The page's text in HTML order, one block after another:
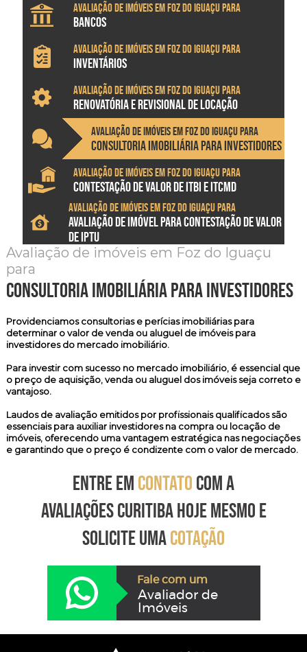
Avaliação de imóveis em Foz do Iguaçu para
BANCOS
Avaliação de imóveis em Foz do Iguaçu para
INVENTÁRIOS
Avaliação de imóveis em Foz do Iguaçu para
RENOVATÓRIA E REVISIONAL DE LOCAÇÃO
Avaliação de imóveis em Foz do Iguaçu para
CONSULTORIA IMOBILIÁRIA PARA INVESTIDORES
Avaliação de imóveis em Foz do Iguaçu para
CONTESTAÇÃO DE VALOR DE ITBI E ITCMD
Avaliação de imóveis em Foz do Iguaçu para
AVALIAÇÃO DE IMÓVEL PARA CONTESTAÇÃO DE VALOR
DE IPTU
Avaliação de imóveis em Foz do Iguaçu
para
consultoria imobiliária para investidores
Providenciamos consultorias e perícias imobiliárias para
determinar o valor de venda ou aluguel de imóveis para
investidores do mercado imobiliário.
Para investir com sucesso no mercado imobiliário, é essencial que
o preço de aquisição, venda ou aluguel dos imóveis seja correto e
vantajoso.
Laudos de avaliação emitidos por profissionais qualificados são
essenciais para auxiliar investidores na compra ou locação de
imóveis, oferecendo uma vantagem estratégica nas negociações
e garantindo que o preço é condizente com o valor de mercado.
ENTRE EM CONTATO COM A
AVALIAÇÕES CURITIBA HOJE MESMO E
SOLICITE UMACOTAÇÃO
Fale com um
Avaliador de
Imóveis